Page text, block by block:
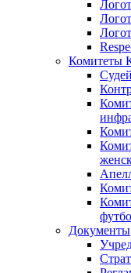
Комитеты
Документы